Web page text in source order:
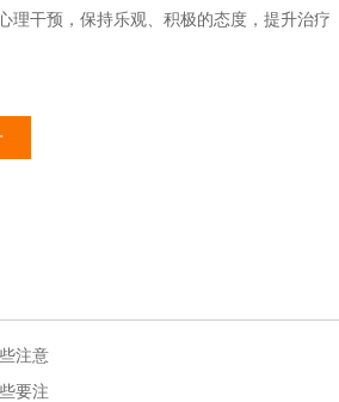
理干预，保持乐观、积极的态度，提升治疗
注意
要注